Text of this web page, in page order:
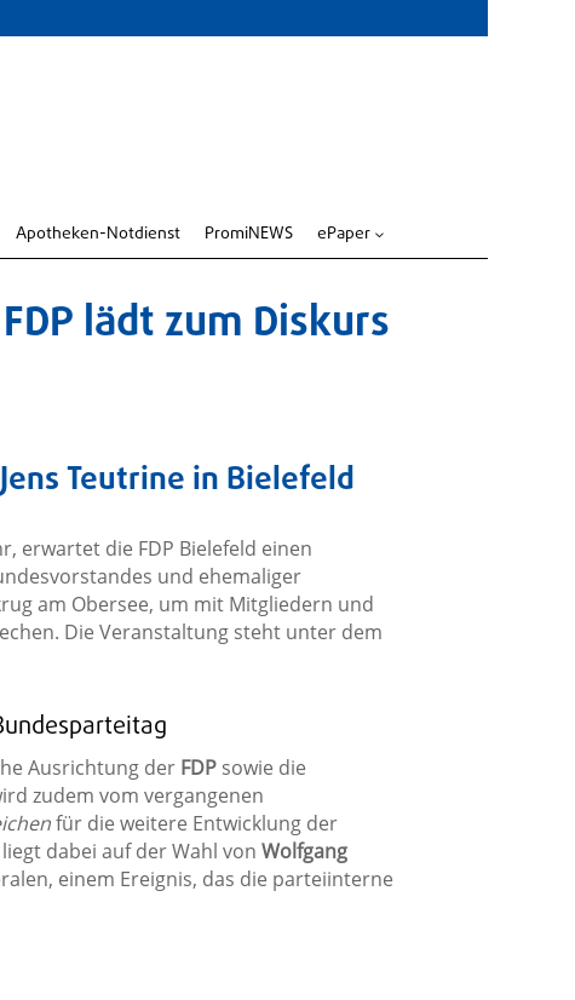
Apotheken-Notdienst PromiNEWS ePaper 3
lädt zum Diskurs
Teutrine in Bielefeld
erwartet die FDP Bielefeld einen
und ehemaliger
am Obersee, um mit Mitgliedern und
Die Veranstaltung steht unter dem
Ausrichtung der FDPsowie die
zudem vom vergangenen
für die weitere Entwicklung der
dabei auf der Wahl von Wolfgang
einem Ereignis, das die parteiinterne